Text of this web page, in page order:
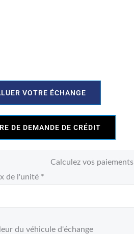
VOTRE ÉCHANGE
DE DEMANDE DE CRÉDIT
Calculez vos paiements
de l'unité *
du véhicule d'échange